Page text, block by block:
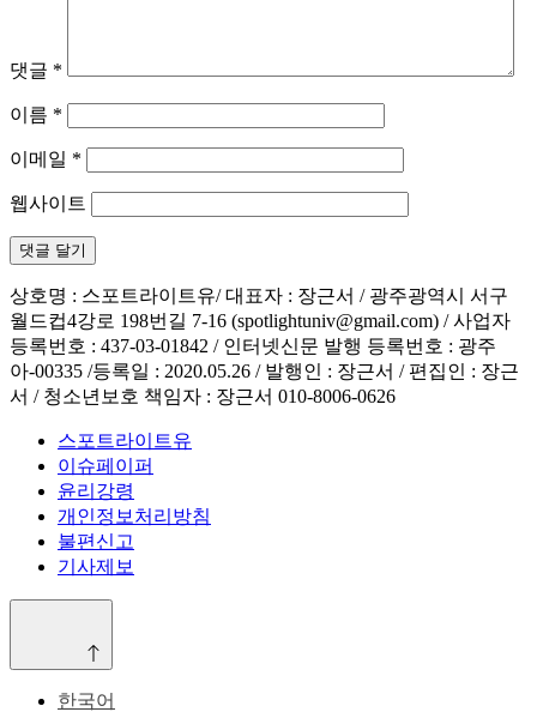
댓글 *
이름 *
이메일 *
웹사이트
상호명 : 스포트라이트유/ 대표자 : 장근서 / 광주광역시 서구
월드컵4강로 198번길 7-16 (spotlightuniv@gmail.com) / 사업자
등록번호 : 437-03-01842 / 인터넷신문 발행 등록번호 : 광주
아-00335 /등록일 : 2020.05.26 / 발행인 : 장근서 / 편집인 : 장근
서 / 청소년보호 책임자 : 장근서 010-8006-0626
스포트라이트유
이슈페이퍼
윤리강령
개인정보처리방침
불편신고
기사제보
한국어